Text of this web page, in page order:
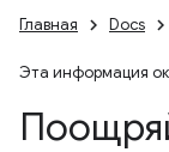
Главная Docs
Эта информация